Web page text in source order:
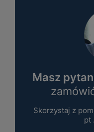
Masz
Skorzystaj z
pt